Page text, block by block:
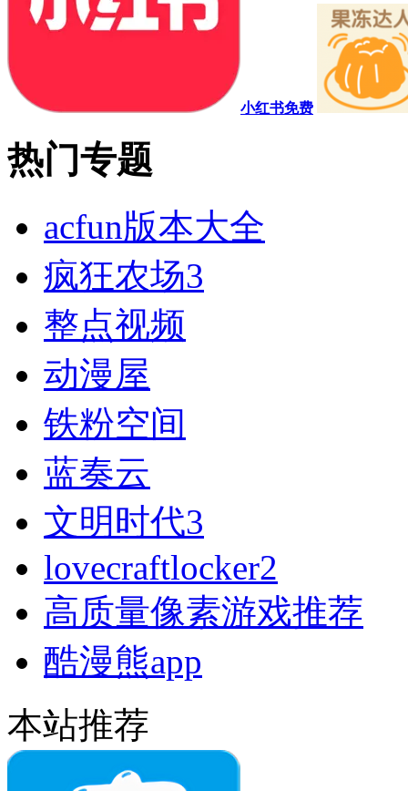
小红书免费
热门专题
acfun版本大全
疯狂农场3
整点视频
动漫屋
铁粉空间
蓝奏云
文明时代3
lovecraftlocker2
高质量像素游戏推荐
酷漫熊app
本站推荐